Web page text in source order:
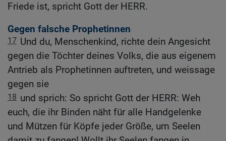
Friede ist, spricht Gott der HERR.
Gegen falsche Prophetinnen
17 Und du, Menschenkind, richte dein Angesicht
gegen die Töchter deines Volks, die aus eigenem
Antrieb als Prophetinnen auftreten, und weissage
gegen sie
18 und sprich: So spricht Gott der HERR: Weh
euch, die ihr Binden näht für alle Handgelenke
und Mützen für Köpfe jeder Größe, um Seelen